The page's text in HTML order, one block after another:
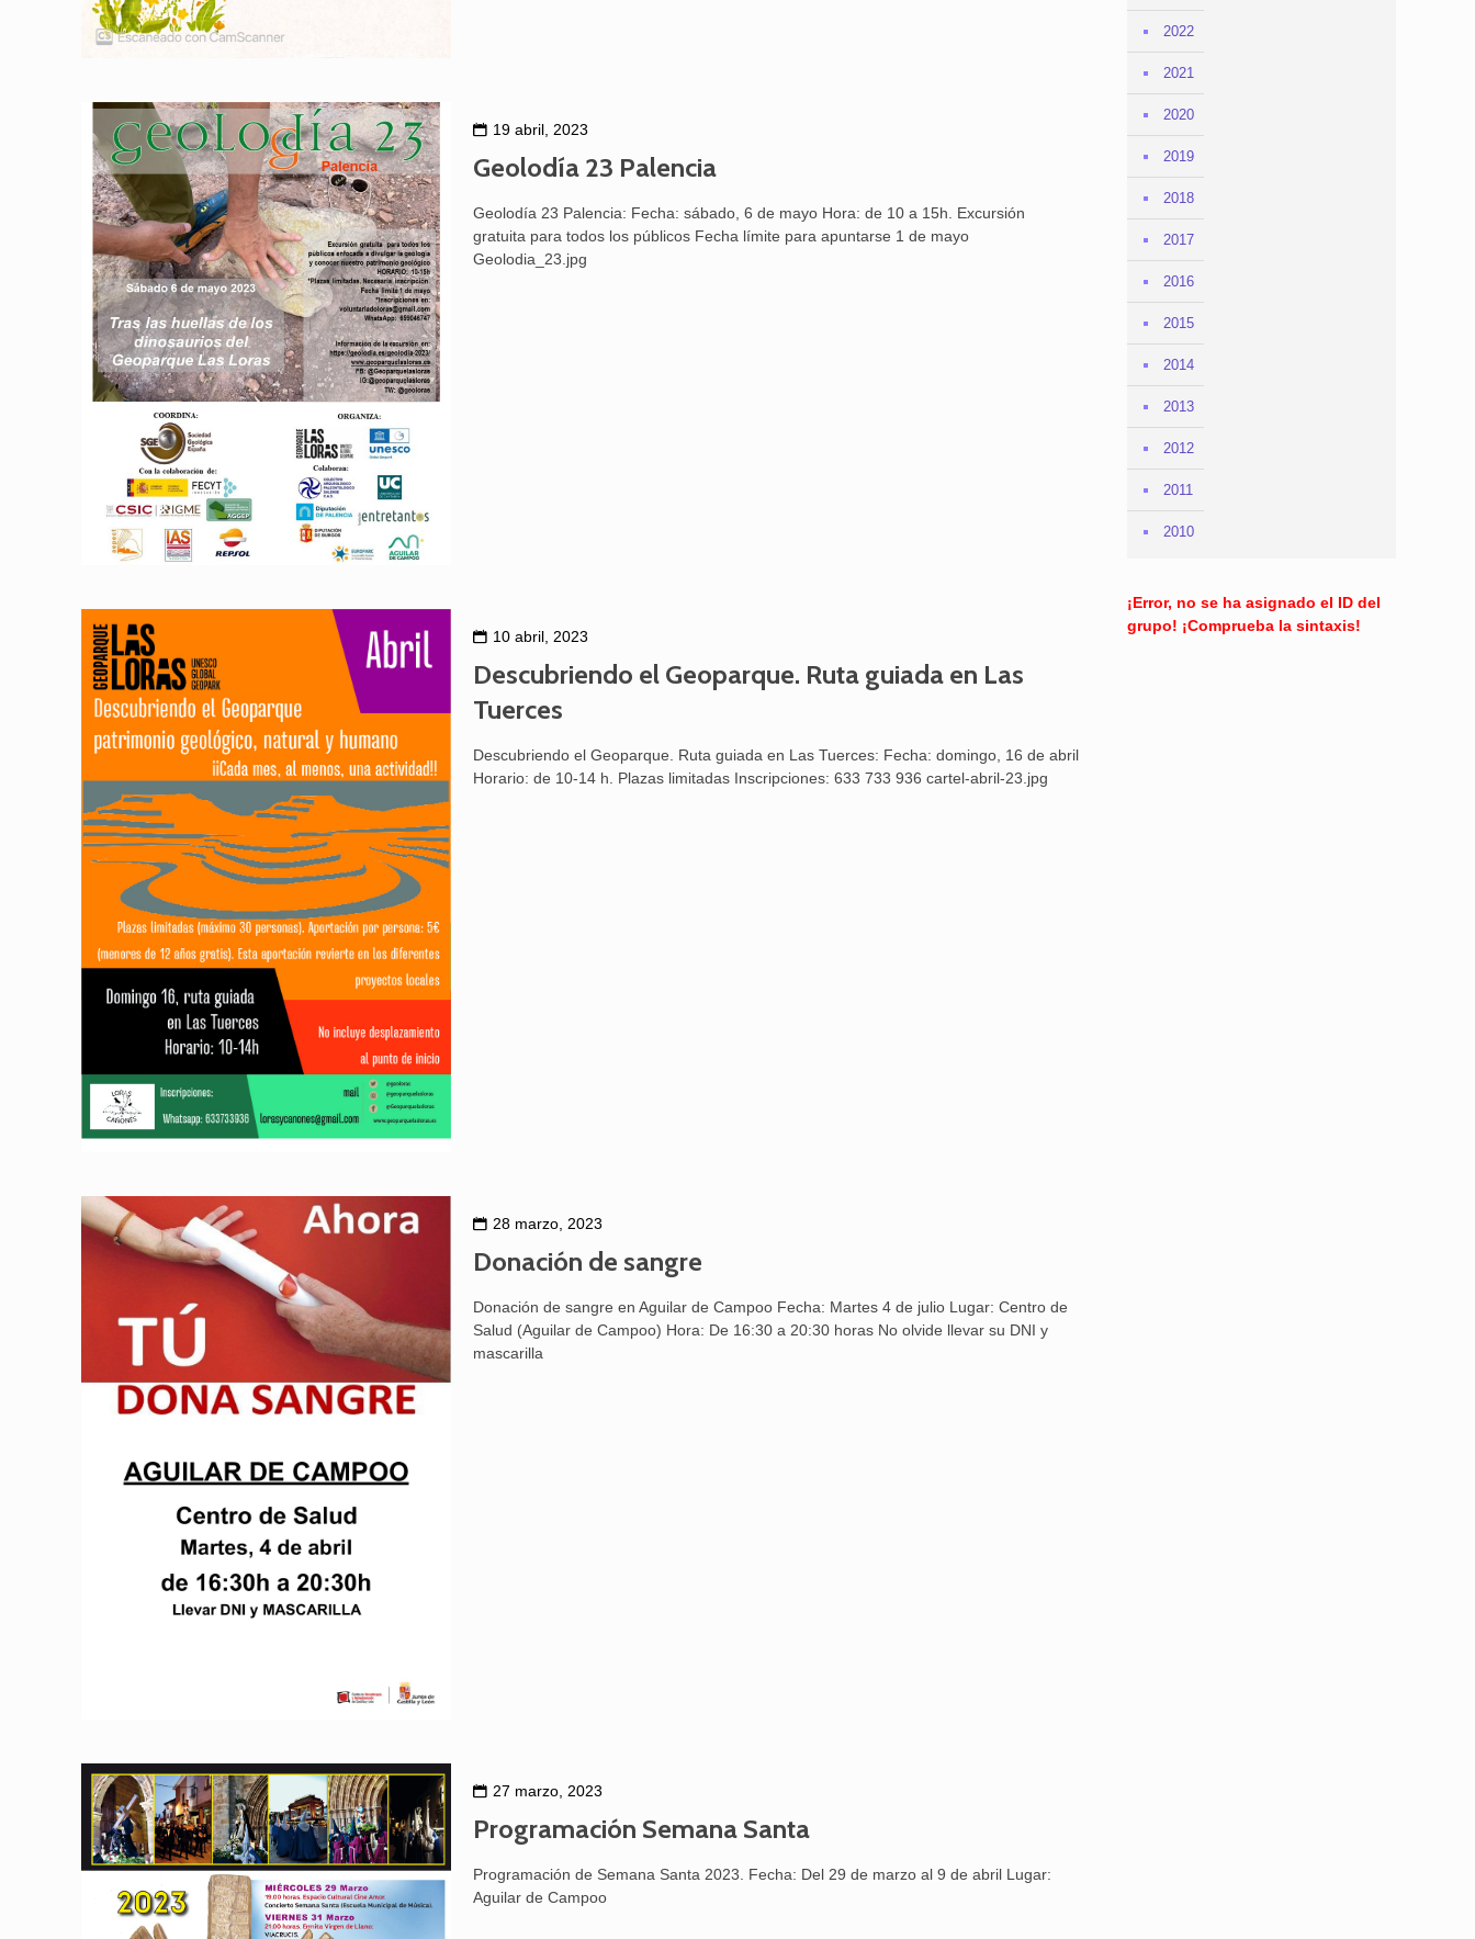
19 abril, 2023
Geolodía 23 Palencia
Geolodía 23 Palencia: Fecha: sábado, 6 de mayo Hora: de 10 a 15h. Excursión
gratuita para todos los públicos Fecha límite para apuntarse 1 de mayo
Geolodia_23.jpg
10 abril, 2023
Descubriendo el Geoparque. Ruta guiada en Las
Tuerces
Descubriendo el Geoparque. Ruta guiada en Las Tuerces: Fecha: domingo, 16 de abril
Horario: de 10-14 h. Plazas limitadas Inscripciones: 633 733 936 cartel-abril-23.jpg
28 marzo, 2023
Donación de sangre
Donación de sangre en Aguilar de Campoo Fecha: Martes 4 de julio Lugar: Centro de
Salud (Aguilar de Campoo) Hora: De 16:30 a 20:30 horas No olvide llevar su DNI y
mascarilla
27 marzo, 2023
Programación Semana Santa
Programación de Semana Santa 2023. Fecha: Del 29 de marzo al 9 de abril Lugar:
Aguilar de Campoo
2022
2021
2020
2019
2018
2017
2016
2015
2014
2013
2012
2011
2010
¡Error, no se ha asignado el ID del
grupo! ¡Comprueba la sintaxis!